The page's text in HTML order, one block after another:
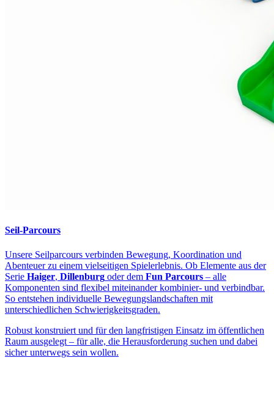
Seil-Parcours
Unsere Seilparcours verbinden Bewegung, Koordination und
Abenteuer zu einem vielseitigen Spielerlebnis. Ob Elemente aus der
Serie Haiger, Dillenburg oder dem Fun Parcours – alle
Komponenten sind flexibel miteinander kombinier- und verbindbar.
So entstehen individuelle Bewegungslandschaften mit
unterschiedlichen Schwierigkeitsgraden.
Robust konstruiert und für den langfristigen Einsatz im öffentlichen
Raum ausgelegt – für alle, die Herausforderung suchen und dabei
sicher unterwegs sein wollen.